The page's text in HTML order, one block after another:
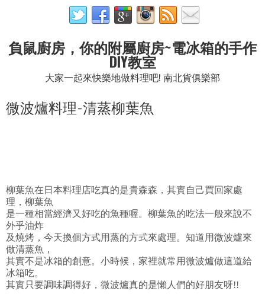
負鼠廚房，你的附屬廚房~電冰箱的手作
DIY教室
大家一起來快樂地做料理吧! 南北貨俱樂部
微波爐料理-清蒸柳葉魚
柳葉魚在日本料理店吃真的是貴森森，其實自己買回家處
理，柳葉魚
是一種相當經濟又好吃的魚種喔。柳葉魚的吃法一般來說不
外乎油炸
及燒烤，今天換個方式用蒸的方式來處理。知道用微波爐來
做清蒸魚，
其實不是冰箱的創意。小時候，家裡就常用微波爐做這道給
冰箱吃。
其實只要調味調得好，微波爐真的是懶人們的好朋友呀!!